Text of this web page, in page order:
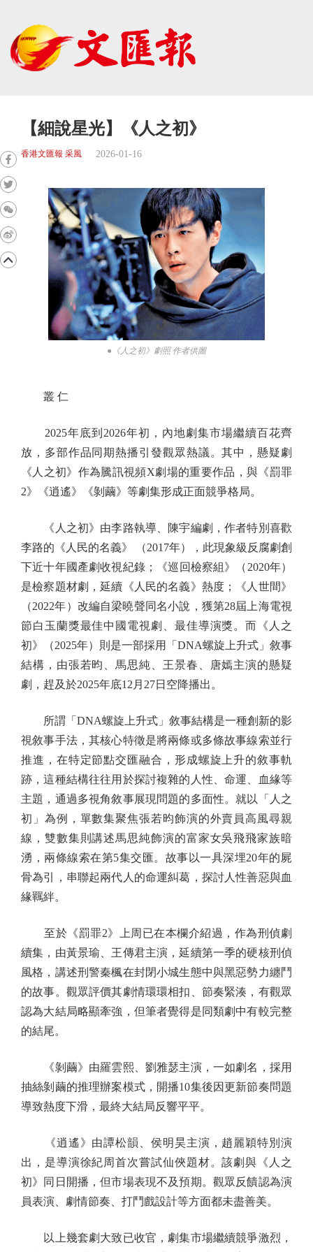
【細說星光】《人之初》
香港文匯報 采風 2026-01-16
●《人之初》劇照 作者供圖
叢 仁
2025年底到2026年初，內地劇集市場繼續百花齊
放，多部作品同期熱播引發觀眾熱議。其中，懸疑劇
《人之初》作為騰訊視頻X劇場的重要作品，與《罰罪
2》《逍遙》《剝繭》等劇集形成正面競爭格局。
《人之初》由李路執導、陳宇編劇，作者特別喜歡
李路的《人民的名義》 （2017年），此現象級反腐劇創
下近十年國產劇收視紀錄；《巡回檢察組》（2020年）
是檢察題材劇，延續《人民的名義》熱度；《人世間》
（2022年）改編自梁曉聲同名小說，獲第28屆上海電視
節白玉蘭獎最佳中國電視劇、最佳導演獎。而《人之
初》（2025年）則是一部採用「DNA螺旋上升式」敘事
結構，由張若昀、馬思純、王景春、唐嫣主演的懸疑
劇，趕及於2025年底12月27日空降播出。
所謂「DNA螺旋上升式」敘事結構是一種創新的影
視敘事手法，其核心特徵是將兩條或多條故事線索並行
推進，在特定節點交匯融合，形成螺旋上升的敘事軌
跡，這種結構往往用於探討複雜的人性、命運、血緣等
主題，通過多視角敘事展現問題的多面性。就以「人之
初」為例，單數集聚焦張若昀飾演的外賣員高風尋親
線，雙數集則講述馬思純飾演的富家女吳飛飛家族暗
湧，兩條線索在第5集交匯。故事以一具深埋20年的屍
骨為引，串聯起兩代人的命運糾葛，探討人性善惡與血
緣羈絆。
至於《罰罪2》上周已在本欄介紹過，作為刑偵劇
續集，由黃景瑜、王傳君主演，延續第一季的硬核刑偵
風格，講述刑警秦楓在封閉小城生態中與黑惡勢力纏鬥
的故事。觀眾評價其劇情環環相扣、節奏緊湊，有觀眾
認為大結局略顯牽強，但筆者覺得是同類劇中有較完整
的結尾。
《剝繭》由羅雲熙、劉雅瑟主演，一如劇名，採用
抽絲剝繭的推理辦案模式，開播10集後因更新節奏問題
導致熱度下滑，最終大結局反響平平。
《逍遙》由譚松韻、侯明昊主演，趙麗穎特別演
出，是導演徐紀周首次嘗試仙俠題材。該劇與《人之
初》同日開播，但市場表現不及預期。觀眾反饋認為演
員表演、劇情節奏、打鬥戲設計等方面都未盡善美。
以上幾套劇大致已收官，劇集市場繼續競爭激烈，